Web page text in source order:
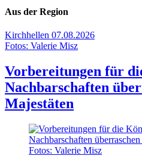
Aus der Region
Kirchhellen 07.08.2026
Fotos: Valerie Misz
Vorbereitungen für
Nachbarschaften
Majestäten
Fotos: Valerie Misz